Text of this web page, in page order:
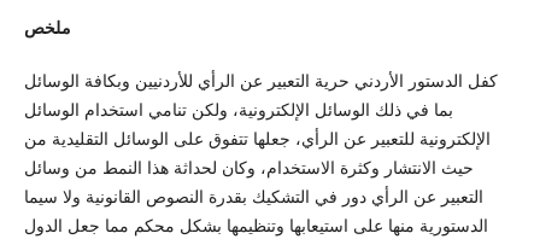
ملخص
كفل الدستور الأردني حرية التعبير عن الرأي للأردنيين وبكافة الوسائل
بما في ذلك الوسائل الإلكترونية، ولكن تنامي استخدام الوسائل
الإلكترونية للتعبير عن الرأي، جعلها تتفوق على الوسائل التقليدية من
حيث الانتشار وكثرة الاستخدام، وكان لحداثة هذا النمط من وسائل
التعبير عن الرأي دور في التشكيك بقدرة النصوص القانونية ولا سيما
الدستورية منها على استيعابها وتنظيمها بشكل محكم مما جعل الدول